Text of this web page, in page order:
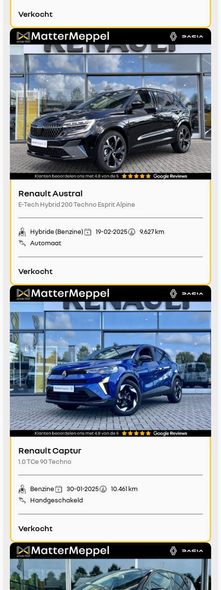
Verkocht
Renault Austral
E-Tech Hybrid 200 Techno Esprit Alpine
Hybride (Benzine) 19-02-2025
9.627 km
Automaat
Verkocht
Renault Captur
1.0 TCe 90 Techno
Benzine 30-01-2025
10.461 km
Handgeschakeld
Verkocht